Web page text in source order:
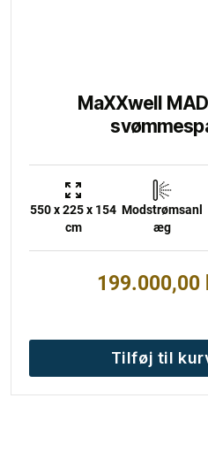
MaXXwell
550 x 225 x 154
cm
Modstrømsanl
æg
199.000,00
Tilføj til